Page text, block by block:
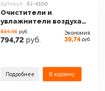
Артикул: XJ-4100
Очистители и
увлажнители воздуха
AirInCom XJ-4100
834.46 руб.
794,72 руб.
Экономия
39,74 руб.
Подробнее В корзину